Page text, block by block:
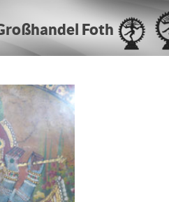
Foth